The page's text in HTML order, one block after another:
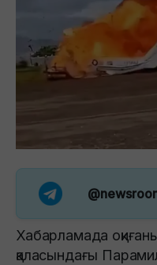
Хабарламада
қаласындағы